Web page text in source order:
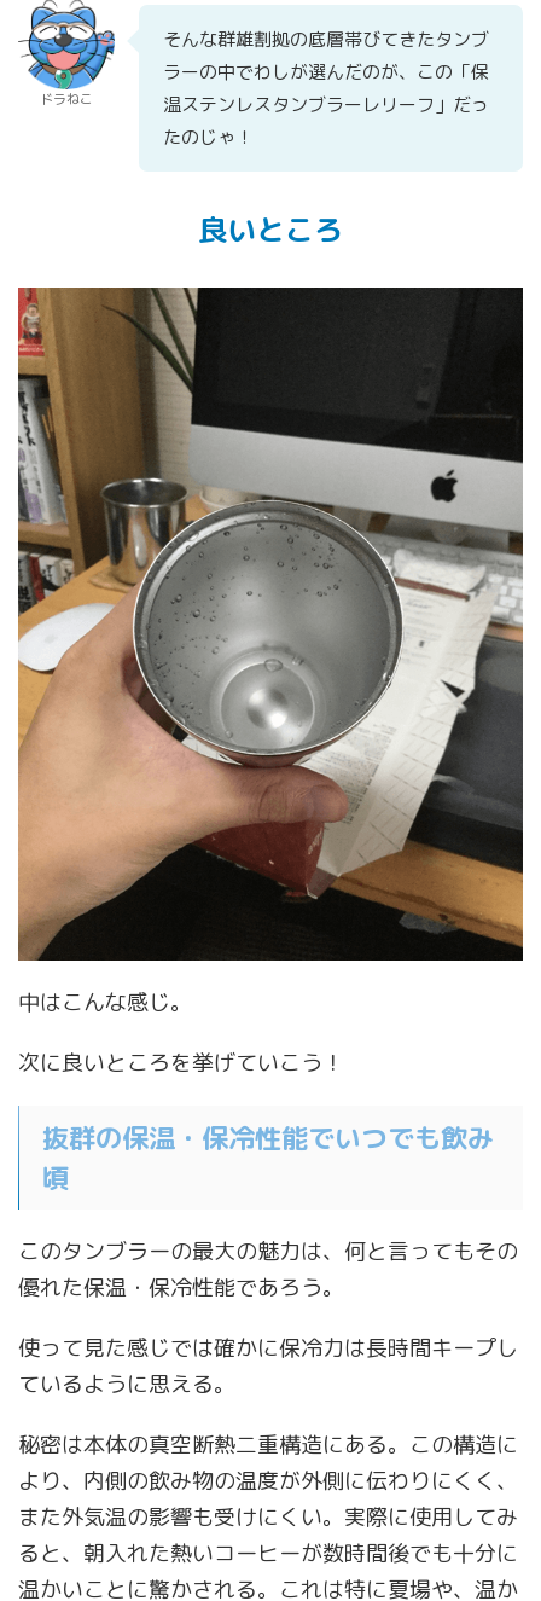
ドラねこ
そんな群雄割拠の底層帯びてきたタンブ
ラーの中でわしが選んだのが、この「保
温ステンレスタンブラーレリーフ」だっ
たのじゃ！
良いところ
中はこんな感じ。
次に良いところを挙げていこう！
抜群の保温・保冷性能でいつでも飲み
頃
このタンブラーの最大の魅力は、何と言ってもその
優れた保温・保冷性能であろう。
使って見た感じでは確かに保冷力は長時間キープし
ているように思える。
秘密は本体の真空断熱二重構造にある。この構造に
より、内側の飲み物の温度が外側に伝わりにくく、
また外気温の影響も受けにくい。実際に使用してみ
ると、朝入れた熱いコーヒーが数時間後でも十分に
温かいことに驚かされる。これは特に夏場や、温か